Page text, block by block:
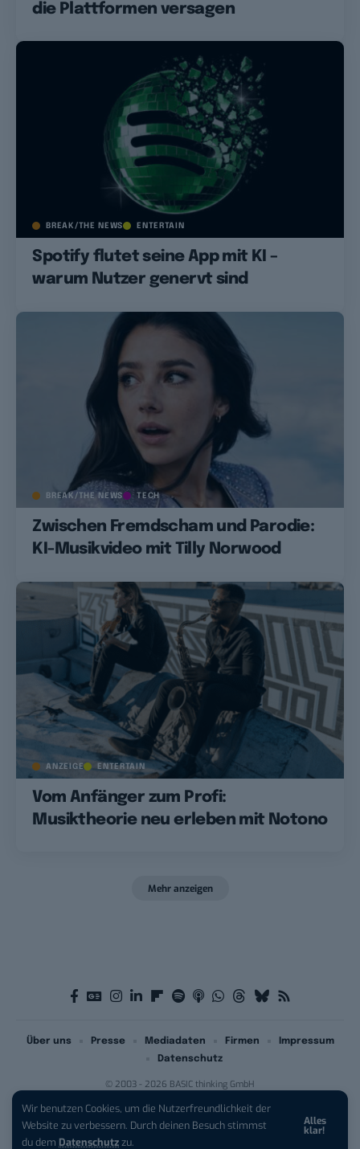
Wir benutzen Cookies, um die Nutzerfreundlichkeit der
Website zu verbessern. Durch deinen Besuch stimmst
du dem Datenschutzzu.
Alles
klar!
die Plattformen versagen
BREAK/THE NEWS ENTERTAIN
Spotify flutet seine App mit KI –
warum Nutzer genervt sind
BREAK/THE NEWS TECH
Zwischen Fremdscham und Parodie:
KI-Musikvideo mit Tilly Norwood
ANZEIGE ENTERTAIN
Vom Anfänger zum Profi:
Musiktheorie neu erleben mit Notono
Mehr anzeigen
© 2003 - 2026 BASIC thinking GmbH
Über uns Presse Mediadaten Firmen
Impressum
Datenschutz
iPhone 17 Pro sichern:Für 1 € +
200 € Hardware-Bonus!